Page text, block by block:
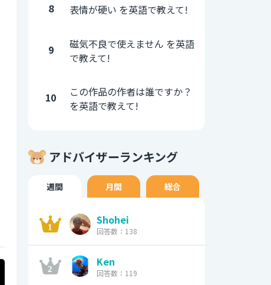
8 表情が硬い を英語で教えて!
9
磁気不良で使えません を英語
で教えて!
10
この作品の作者は誰ですか？
を英語で教えて!
アドバイザーランキング
週間 月間 総合
Shohei
回答数：138
Ken
回答数：119